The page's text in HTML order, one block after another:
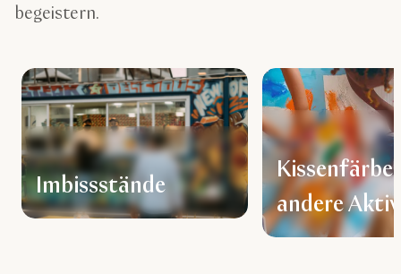
begeistern.
Imbissstände
andere
für Kinder